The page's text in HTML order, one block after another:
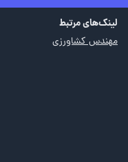
لینک‌های مرتبط
مهندس کشاورزی